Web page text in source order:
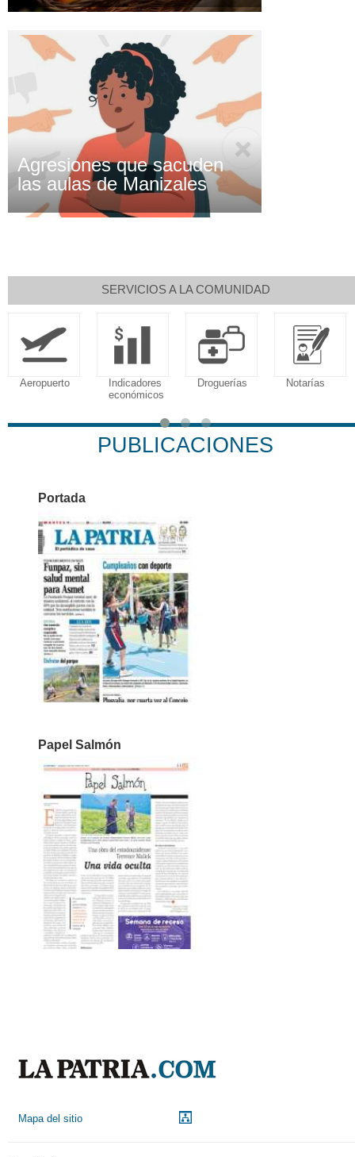
Agresiones que sacuden
las aulas de Manizales
SERVICIOS A LA COMUNIDAD
Aeropuerto
Indicadores
económicos
Droguerías Notarías
PUBLICACIONES
Portada
Papel Salmón
Mapa del sitio